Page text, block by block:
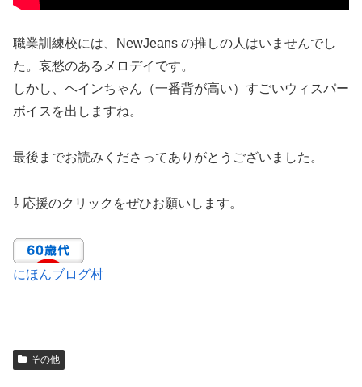
職業訓練校には、NewJeans の推しの人はいませんでし
た。哀愁のあるメロデイです。
しかし、ヘインちゃん（一番背が高い）すごいウィスパー
ボイスを出しますね。
最後までお読みくださってありがとうございました。
⇩ 応援のクリックをぜひお願いします。
にほんブログ村
その他